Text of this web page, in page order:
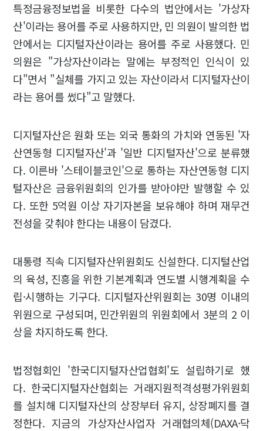
특정금융정보법을 비롯한 다수의 법안에서는 '가상자
산'이라는 용어를 주로 사용하지만, 민 의원이 발의한 법
안에서는 디지털자산이라는 용어를 주로 사용했다. 민
의원은 "가상자산이라는 말에는 부정적인 인식이 있
다"면서 "실체를 가지고 있는 자산이라서 디지털자산이
라는 용어를 썼다"고 말했다.
디지털자산은 원화 또는 외국 통화의 가치와 연동된 '자
산연동형 디지털자산'과 '일반 디지털자산'으로 분류했
다. 이른바 '스테이블코인'으로 통하는 자산연동형 디지
털자산은 금융위원회의 인가를 받아야만 발행할 수 있
다. 또한 5억원 이상 자기자본을 보유해야 하며 재무건
전성을 갖춰야 한다는 내용이 담겼다.
대통령 직속 디지털자산위원회도 신설한다. 디지털산업
의 육성, 진흥을 위한 기본계획과 연도별 시행계획을 수
립·시행하는 기구다. 디지털자산위원회는 30명 이내의
위원으로 구성되며, 민간위원의 위원회에서 3분의 2 이
상을 차지하도록 한다.
법정협회인 '한국디지털자산업협회'도 설립하기로 했
다. 한국디지털자산협회는 거래지원적격성평가위원회
를 설치해 디지털자산의 상장부터 유지, 상장폐지를 결
정한다. 지금의 가상자산사업자 거래협의체(DAXA·닥